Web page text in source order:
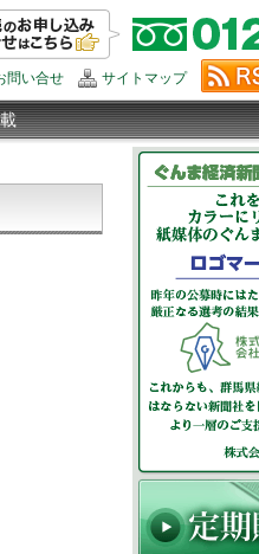
問い合せ サイトマップ